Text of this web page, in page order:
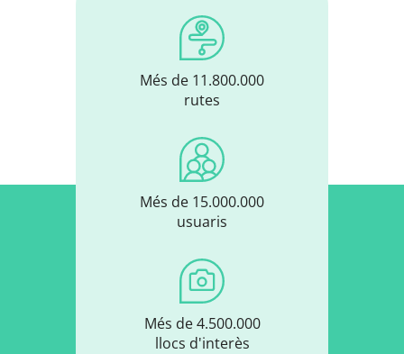
Més de 11.800.000
rutes
Més de 15.000.000
usuaris
Més de 4.500.000
llocs d'interès